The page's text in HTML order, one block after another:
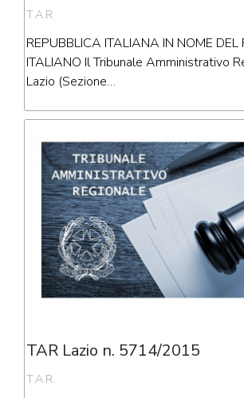
T.A.R.
REPUBBLICA ITALIANA IN NOME DEL
ITALIANO Il Tribunale Amministrativo
Lazio (Sezione…
TAR Lazio n. 5714/2015
T.A.R.